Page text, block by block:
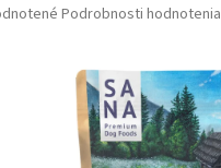
Podrobnosti hodnotenia